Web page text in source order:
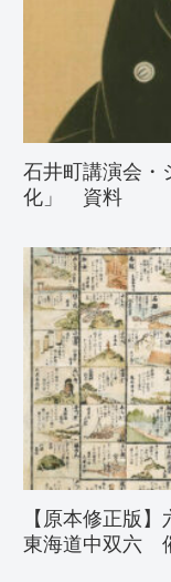
石井町講演会・
化」 資料
【原本修正版
東海道中双六